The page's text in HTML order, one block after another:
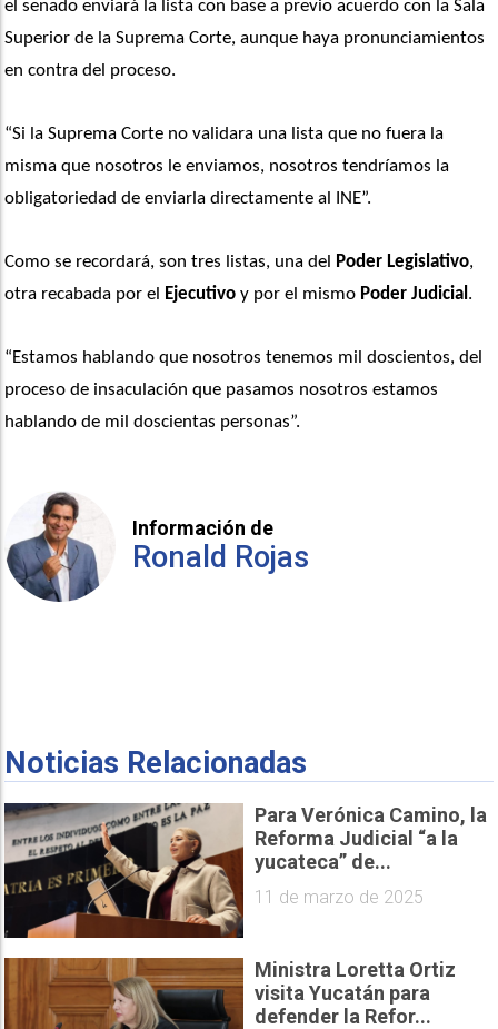
el senado enviará la lista con base a previo acuerdo con la Sala
Superior de la Suprema Corte, aunque haya pronunciamientos
en contra del proceso.
“Si la Suprema Corte no validara una lista que no fuera la
misma que nosotros le enviamos, nosotros tendríamos la
obligatoriedad de enviarla directamente al INE”.
Como se recordará, son tres listas, una del Poder Legislativo,
otra recabada por el
Ejecutivo y por el mismo Poder Judicial .
“Estamos hablando que nosotros tenemos mil doscientos, del
proceso de insaculación que pasamos nosotros estamos
hablando de mil doscientas personas”.
Información de
Ronald Rojas
Noticias Relacionadas
Para Verónica Camino, la
Reforma Judicial “a la
yucateca” de...
11 de marzo de 2025
Ministra Loretta Ortiz
visita Yucatán para
defender la Refor...